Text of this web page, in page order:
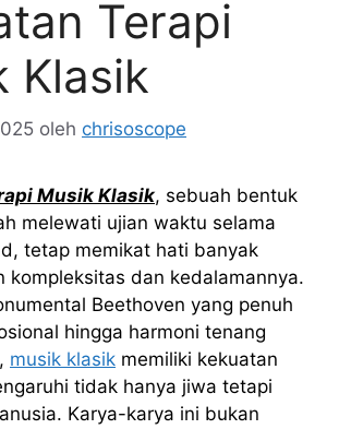
Terapi
Klasik
oleh chrisoscope
Musik Klasik, sebuah bentuk
melewati ujian waktu selama
tetap memikat hati banyak
kompleksitas dan kedalamannya.
Beethoven yang penuh
hingga harmoni tenang
musik klasik memiliki kekuatan
tidak hanya jiwa tetapi
Karya-karya ini bukan